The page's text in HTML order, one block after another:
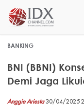
BANKING
BNI (BBNI)
Demi Jaga
Anggie Ariesta30/04/2025